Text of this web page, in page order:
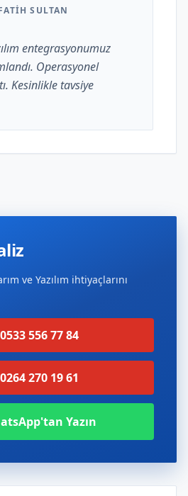
SULTAN
entegrasyonumuz
Operasyonel
Kesinlikle tavsiye
ve Yazılım ihtiyaçlarını
0533 556 77 84
0264 270 19 61
Yazın